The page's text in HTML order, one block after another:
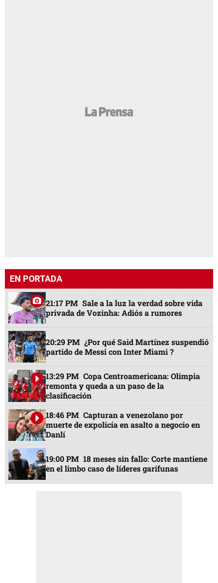
EN PORTADA
21:17 PM Sale a la luz la verdad sobre vida
privada de Vozinha: Adiós a rumores
20:29 PM ¿Por qué Said Martínez suspendió
partido de Messi con Inter Miami ?
13:29 PM Copa Centroamericana: Olimpia
remonta y queda a un paso de la
clasificación
18:46 PM Capturan a venezolano por
muerte de expolicía en asalto a negocio en
Danlí
19:00 PM 18 meses sin fallo: Corte mantiene
en el limbo caso de líderes garífunas